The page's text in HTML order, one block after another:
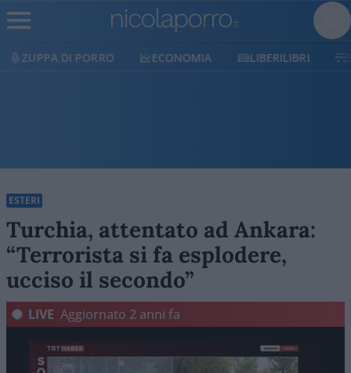
ECONOMIA LIBERILIBRI SHOP SOSTIENICI
ESTERI
Turchia, attentato ad Ankara:
“Terrorista si fa esplodere,
ucciso il secondo”
LIVE Aggiornato 2 anni fa